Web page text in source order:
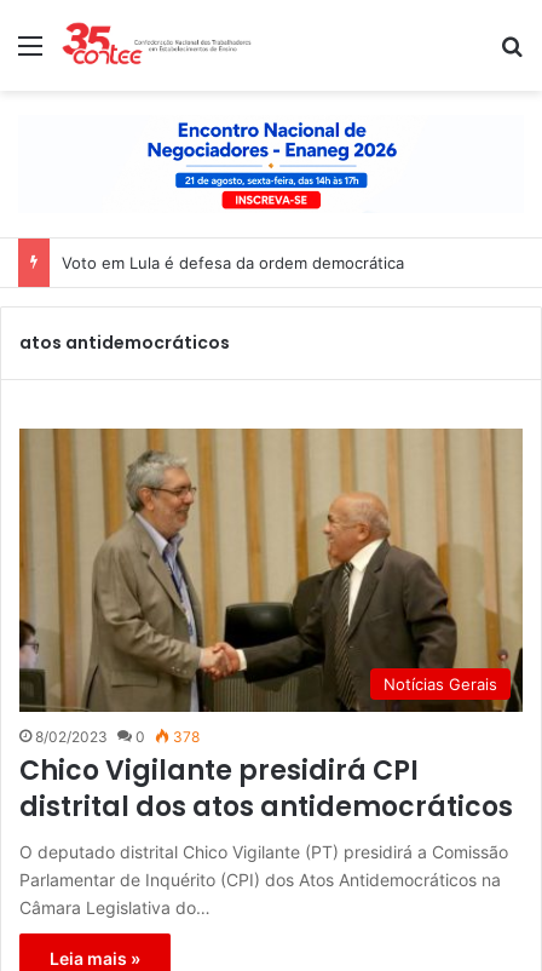
Menu
Voto em Lula é defesa da ordem democrática
atos antidemocráticos
Notícias Gerais
8/02/2023 0 378
Chico Vigilante presidirá CPI
distrital dos atos antidemocráticos
O deputado distrital Chico Vigilante (PT) presidirá a Comissão
Parlamentar de Inquérito (CPI) dos Atos Antidemocráticos na
Câmara Legislativa do…
Leia mais »